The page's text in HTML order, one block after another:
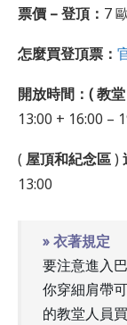
票價 –登頂 ： 7
怎麼買登頂票：
開放時間：( 教
13:00 + 16:00 –
( 屋頂和紀念區)
13:00
» 衣著規定
要注意進入
你穿細肩帶
的教堂人員